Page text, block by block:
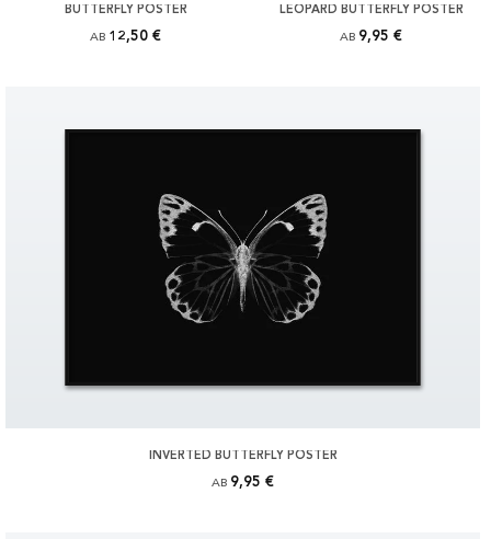
BUTTERFLY POSTER
AB 12,50 €
INVERTED BUTTERFLY POSTER
AB 9,95 €
LEOPARD BUTTERFLY POSTER
AB 9,95 €